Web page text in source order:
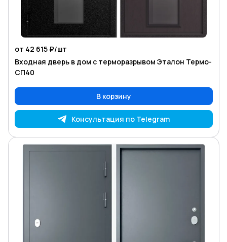
от 42 615 ₽/шт
Входная дверь в дом с терморазрывом Эталон Термо-
СП40
В корзину
Консультация по Telegram